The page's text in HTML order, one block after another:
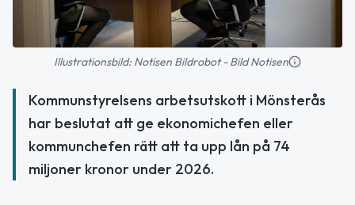
Illustrationsbild: Notisen Bildrobot - Bild Notisen
Kommunstyrelsens arbetsutskott i Mönsterås
har beslutat att ge ekonomichefen eller
kommunchefen rätt att ta upp lån på 74
miljoner kronor under 2026.